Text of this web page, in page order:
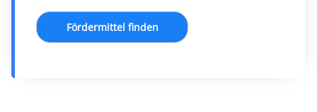
Fördermittel finden